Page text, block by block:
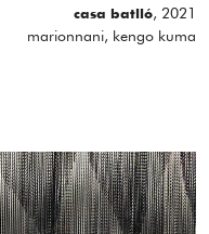
casa batlló, 2021
marionnani, kengo kuma